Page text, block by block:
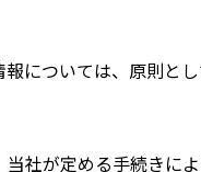
については、原則とし
当社が定める手続きに